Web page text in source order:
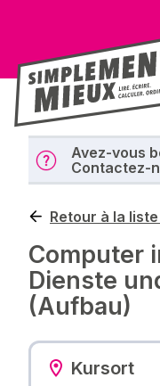
Avez-vous
Contactez-
Retour à la
Computer
Dienste
(Aufbau)
Kursort